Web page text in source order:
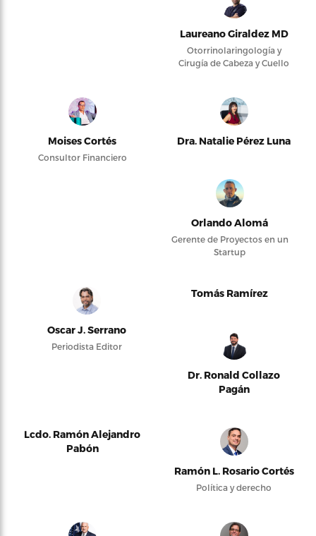
Laureano Giraldez MD
Otorrinolaringología y
Cirugía de Cabeza y Cuello
Moises Cortés
Consultor Financiero
Dra. Natalie Pérez Luna
Orlando Alomá
Gerente de Proyectos en un
Startup
Oscar J. Serrano
Periodista Editor
Tomás Ramírez
Dr. Ronald Collazo
Pagán
Lcdo. Ramón Alejandro
Pabón
Ramón L. Rosario Cortés
Política y derecho